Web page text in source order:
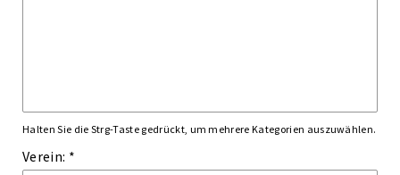
Halten Sie die Strg-Taste gedrückt, um mehrere Kategorien auszuwählen.
Verein: *